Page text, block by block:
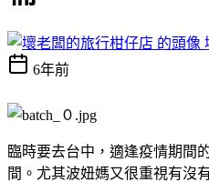
6年前
臨時要去台中，適逢疫情期間
間。尤其波妞媽又很重視有沒